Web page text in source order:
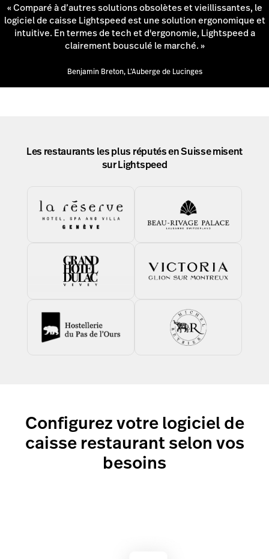
« Comparé à d’autres solutions obsolètes et vieillissantes, le
logiciel de caisse Lightspeed est une solution ergonomique et
intuitive. En termes de tech et d'ergonomie, Lightspeed a
clairement bousculé le marché. »
Benjamin Breton, L’Auberge de Lucinges
Les restaurants les plus réputés en Suisse misent
sur Lightspeed
Configurez votre logiciel de
caisse restaurant selon vos
besoins